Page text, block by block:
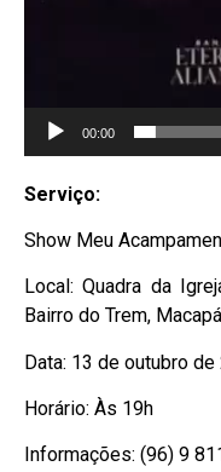
00:00
Serviço:
Show Meu
Local: Quadra da
Bairro do Trem,
Data: 13 de outubro de
Horário: Às 19h
Informações: (96) 9